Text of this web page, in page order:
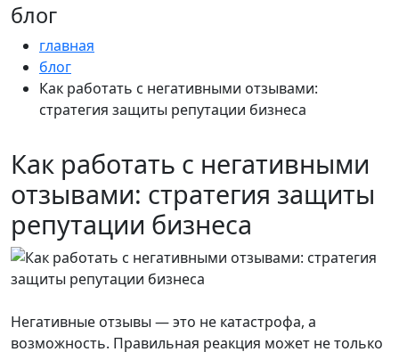
блог
главная
блог
Как работать с негативными отзывами:
стратегия защиты репутации бизнеса
Как работать с негативными
отзывами: стратегия защиты
репутации бизнеса
Негативные отзывы — это не катастрофа, а
возможность. Правильная реакция может не только